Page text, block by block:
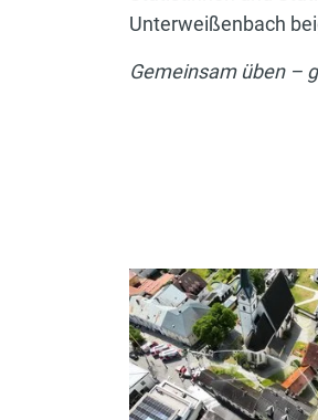
Unterweißenbach
Gemeinsam üben –